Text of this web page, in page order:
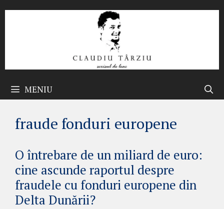
MENIU
fraude fonduri europene
O întrebare de un miliard de euro:
cine ascunde raportul despre
fraudele cu fonduri europene din
Delta Dunării?